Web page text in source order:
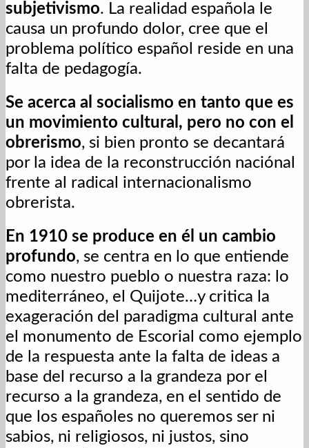
subjetivismo. La realidad española le
causa un profundo dolor, cree que el
problema político español reside en una
falta de pedagogía.
Se acerca al socialismo en tanto que es
un movimiento cultural, pero no con el
obrerismo, si bien pronto se decantará
por la idea de la reconstrucción naciónal
frente al radical internacionalismo
obrerista.
En 1910 se produce en él un cambio
profundo, se centra en lo que entiende
como nuestro pueblo o nuestra raza: lo
mediterráneo, el Quijote…y critica la
exageración del paradigma cultural ante
el monumento de Escorial como ejemplo
de la respuesta ante la falta de ideas a
base del recurso a la grandeza por el
recurso a la grandeza, en el sentido de
que los españoles no queremos ser ni
sabios, ni religiosos, ni justos, sino